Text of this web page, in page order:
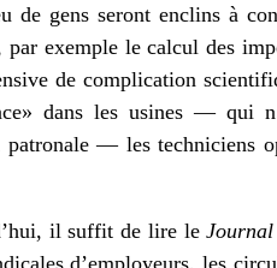
de gens seront enclins à
par exemple le calcul des
de complication
dans les usines — qui
— les techniciens
il suffit de lire le
d’employeurs, les